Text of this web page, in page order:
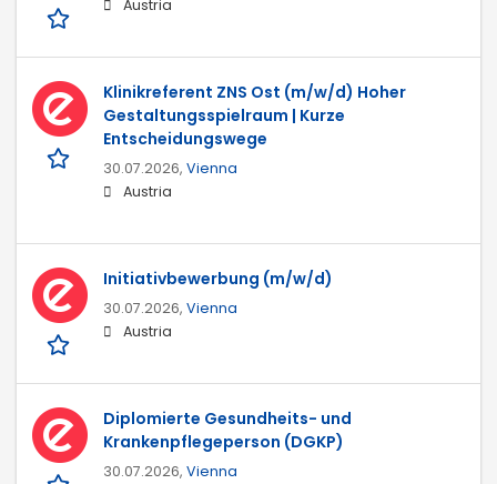
Austria
Klinikreferent ZNS Ost (m/w/d) Hoher
Gestaltungsspielraum | Kurze
Entscheidungswege
30.07.2026, Vienna
Austria
Initiativbewerbung (m/w/d)
30.07.2026, Vienna
Austria
Diplomierte Gesundheits- und
Krankenpflegeperson (DGKP)
30.07.2026, Vienna